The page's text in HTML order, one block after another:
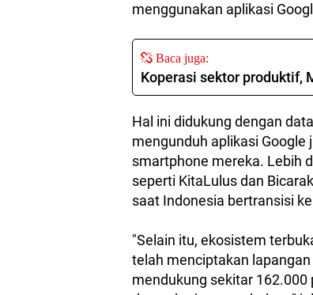
menggunakan aplikasi
Baca juga:
Koperasi sektor produktif,
Hal ini didukung dengan
mengunduh aplikasi
smartphone mereka. Lebih
seperti KitaLulus dan
saat Indonesia bertransisi
"Selain itu, ekosistem
telah menciptakan
mendukung sekitar